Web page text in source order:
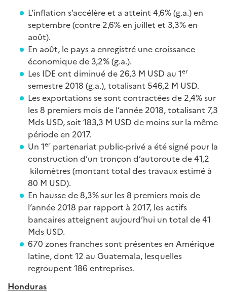
L’inflation s’accélère et a atteint 4,6% (g.a.) en
septembre (contre 2,6% en juillet et 3,3% en
août).
En août, le pays a enregistré une croissance
économique de 3,2% (g.a.).
Les IDE ont diminué de 26,3 M USD au 1er
semestre 2018 (g.a.), totalisant 546,2 M USD.
Les exportations se sont contractées de 2,4% sur
les 8 premiers mois de l’année 2018, totalisant 7,3
Mds USD, soit 183,3 M USD de moins sur la même
période en 2017.
Un 1er partenariat public-privé a été signé pour la
construction d’un tronçon d’autoroute de 41,2
kilomètres (montant total des travaux estimé à
80 M USD).
En hausse de 8,3% sur les 8 premiers mois de
l’année 2018 par rapport à 2017, les actifs
bancaires atteignent aujourd’hui un total de 41
Mds USD.
670 zones franches sont présentes en Amérique
latine, dont 12 au Guatemala, lesquelles
regroupent 186 entreprises.
Honduras